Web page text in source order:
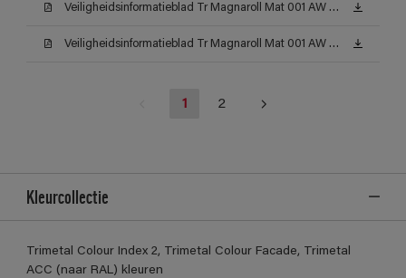
Veiligheidsinformatieblad Tr Magnaroll Mat 001 AW (MSDS)
Veiligheidsinformatieblad Tr Magnaroll Mat 001 AW (MSDS)
1 2
Kleurcollectie
Trimetal Colour Index 2, Trimetal Colour Facade, Trimetal
ACC (naar RAL) kleuren